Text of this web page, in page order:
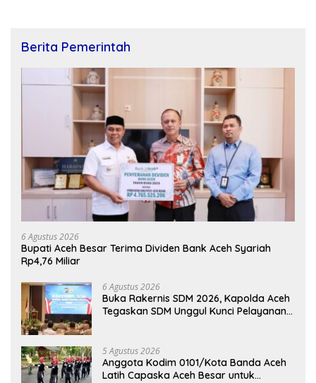
Berita Pemerintah
6 Agustus 2026
Bupati Aceh Besar Terima Dividen Bank Aceh Syariah
Rp4,76 Miliar
6 Agustus 2026
Buka Rakernis SDM 2026, Kapolda Aceh
Tegaskan SDM Unggul Kunci Pelayanan
5 Agustus 2026
Anggota Kodim 0101/Kota Banda Aceh
Latih Capaska Aceh Besar untuk